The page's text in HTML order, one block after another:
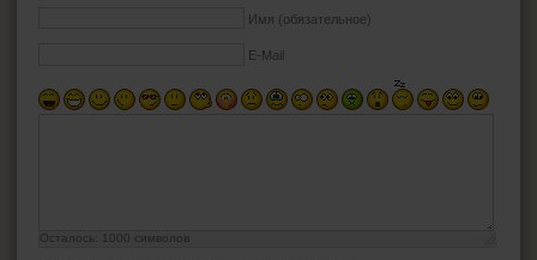
Имя (обязательное)
E-Mail
Осталось: 1000 символов